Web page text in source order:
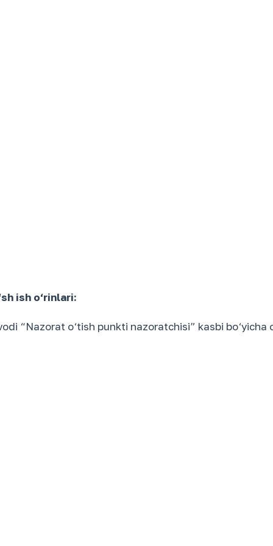
ish o‘rinlari:
“Nazorat o‘tish punkti nazoratchisi” kasbi bo‘yicha